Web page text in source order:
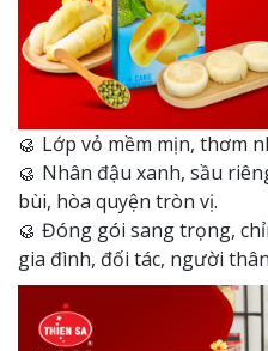
🥮 Lớp vỏ mềm mịn, thơm
🥮 Nhân đậu xanh, sầu
bùi, hòa quyện tròn vị.
🥮 Đóng gói sang trọng,
gia đình, đối tác, người